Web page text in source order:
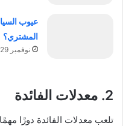
عيوب
المشتري؟
نوفمبر 29, 2025
2. معدلات الفائدة
تلعب معدلات الفائدة دورًا